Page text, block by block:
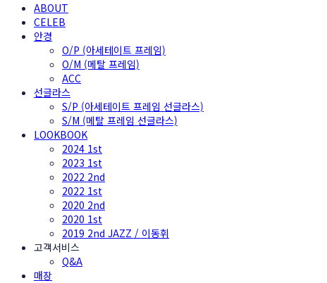
ABOUT
CELEB
안경
O/P (아세테이트 프레임)
O/M (메탈 프레임)
ACC
선글라스
S/P (아세테이트 프레임 선글라스)
S/M (메탈 프레임 선글라스)
LOOKBOOK
2024 1st
2023 1st
2022 2nd
2022 1st
2020 2nd
2020 1st
2019 2nd JAZZ / 이동휘
고객서비스
Q&A
매장